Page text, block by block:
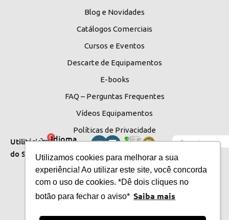
Utilizamos cookies para melhorar a sua
experiência! Ao utilizar este site, você concorda
com o uso de cookies. *Dê dois cliques no
botão para fechar o aviso* Saiba mais
Blog e Novidades
Catálogos Comerciais
Cursos e Eventos
Descarte de Equipamentos
E-books
FAQ – Perguntas Frequentes
Vídeos Equipamentos
Políticas de Privacidade
Utilitários
do Site
0Idioma
do Site